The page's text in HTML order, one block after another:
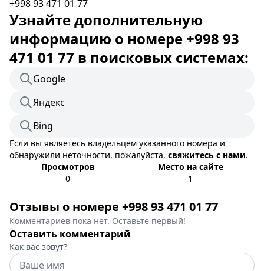
+998 93 471 01 77
Узнайте дополнительную
информацию о номере +998 93
471 01 77 в поисковых системах:
Google
Яндекс
Bing
Если вы являетесь владельцем указанного номера и
обнаружили неточности, пожалуйста, свяжитесь с нами.
Просмотров
0
Место на сайте
1
Отзывы о номере +998 93 471 01 77
Комментариев пока нет. Оставьте первый!
Оставить комментарий
Как вас зовут?